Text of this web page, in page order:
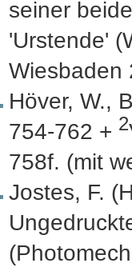
seiner
'Urstende'
Wiesbaden
Höver, W.,
754-762 + 2
758f. (mit
Jostes, F.